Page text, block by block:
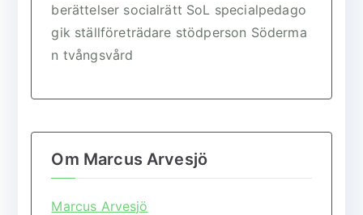
berättelser socialrätt SoL specialpedago
gik ställföreträdare stödperson Söderma
n tvångsvård
Om Marcus Arvesjö
Marcus Arvesjö